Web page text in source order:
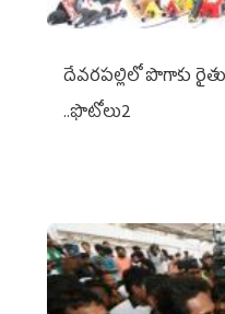
దేవరపల్లిలో పొగాకు
..ఫొటోలు2